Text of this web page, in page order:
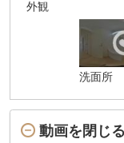
外観
洗面所
動画を閉じる